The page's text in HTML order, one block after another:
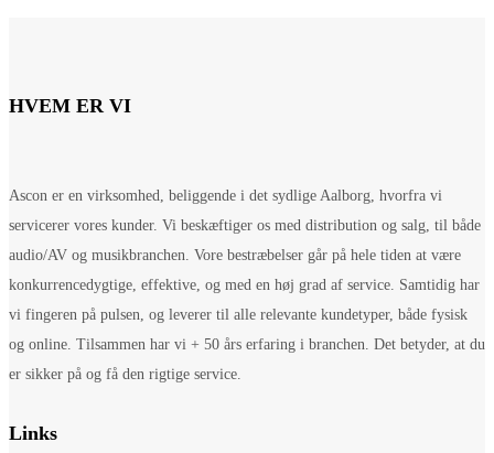
HVEM ER VI
Ascon er en virksomhed, beliggende i det sydlige Aalborg, hvorfra vi
servicerer vores kunder. Vi beskæftiger os med distribution og salg, til både
audio/AV og musikbranchen. Vore bestræbelser går på hele tiden at være
konkurrencedygtige, effektive, og med en høj grad af service. Samtidig har
vi fingeren på pulsen, og leverer til alle relevante kundetyper, både fysisk
og online. Tilsammen har vi + 50 års erfaring i branchen. Det betyder, at du
er sikker på og få den rigtige service.
Links